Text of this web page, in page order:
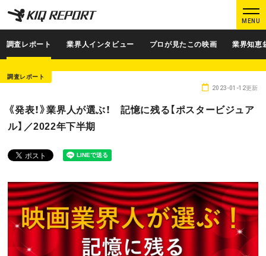
K
I
Q
R
P
R
T
MENU
K
I
Q
R
P
R
T
ログイン 新規登録
調査レポート
プロが見たこの映画 業界知恵袋
Podcast データでヒット予報
調査レポート 業界人インタビュー プロが見たこの映画 業界知恵
調査レポート
《発表！》業界人が選ぶ！ 記憶に残る【ポスタービジュア
ル】／2022年下半期
2023-01-12更新